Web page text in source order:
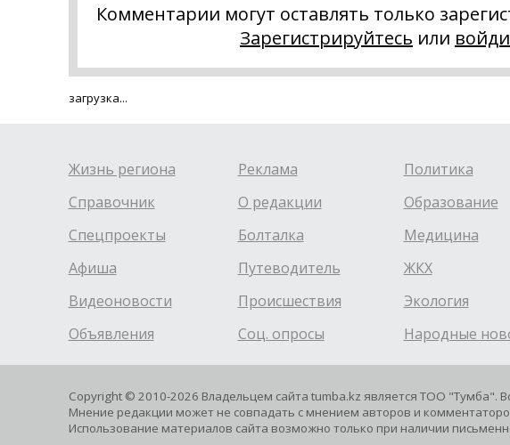
Комментарии могут оставлять только
Зарегистрируйтесь или
загрузка...
Жизнь региона
Справочник
Спецпроекты
Афиша
Видеоновости
Объявления
Реклама
О редакции
Болталка
Путеводитель
Происшествия
Соц. опросы
Политика
Образование
Медицина
ЖКХ
Экология
Народные
Copyright © 2010-2026 Владельцем сайта tumba.kz является ТОО "Тумба".
Мнение редакции может не совпадать с мнением авторов и
Использование материалов сайта возможно только при наличии